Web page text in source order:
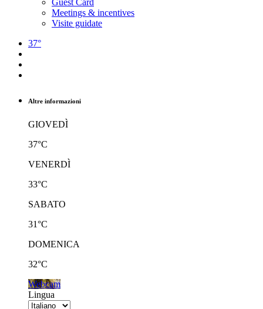
Meetings & incentives
Visite guidate
37°
Altre informazioni
GIOVEDÌ
37°C
VENERDÌ
33°C
SABATO
31°C
DOMENICA
32°C
Webcam
Lingua